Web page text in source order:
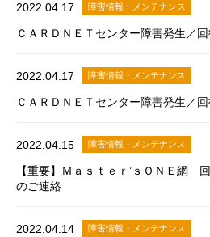
2022.04.17 障害情報・メンテナンス
ＣＡＲＤＮＥＴセンター障害発生／
2022.04.17 障害情報・メンテナンス
ＣＡＲＤＮＥＴセンター障害発生／
2022.04.15 障害情報・メンテナンス
【重要】Ｍａｓｔｅｒ’ｓＯＮＥ網
のご連絡
2022.04.14 障害情報・メンテナンス